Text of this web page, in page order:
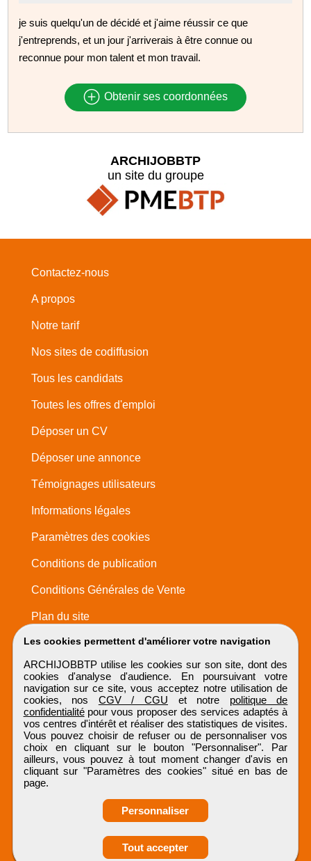
Obtenir ses
je suis quelqu'un de décidé et j'aime réussir ce que
j'entreprends, et un jour j'arriverais à être connue ou
reconnue pour mon talent et mon travail.
Obtenir ses coordonnées
Les cookies permettent d'améliorer votre navigation
ARCHIJOBBTP utilise les cookies sur son site, dont des
cookies d'analyse d'audience. En poursuivant votre
navigation sur ce site, vous acceptez notre utilisation de
cookies, nos CGV / CGU et notre politique de
confidentialitépour vous proposer des services adaptés à
vos centres d'intérêt et réaliser des statistiques de visites.
Vous pouvez choisir de refuser ou de personnaliser vos
choix en cliquant sur le bouton "Personnaliser". Par
ailleurs, vous pouvez à tout moment changer d'avis en
cliquant sur "Paramètres des cookies" situé en bas de
page.
Personnaliser
Tout accepter
ARCHIJOBBTP
un site du groupe
Contactez-nous
A propos
Notre tarif
Nos sites de codiffusion
Tous les candidats
Toutes les offres d'emploi
Déposer un CV
Déposer une annonce
Témoignages utilisateurs
Informations légales
Paramètres des cookies
Conditions de publication
Conditions Générales de Vente
Plan du site